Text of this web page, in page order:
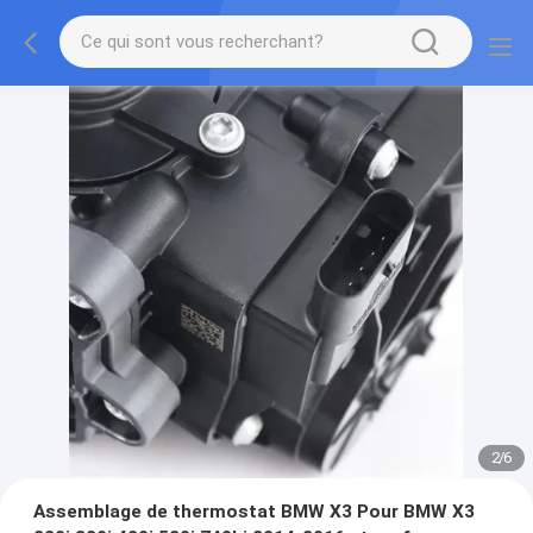
2/6
Assemblage de thermostat BMW X3 Pour BMW X3